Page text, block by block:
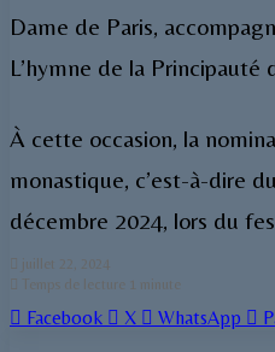
Dame de Paris,
L’hymne de la Principauté
À cette occasion, la
monastique, c’est-à-dire
décembre 2024, lors du
juillet 22, 2024
Temps de lecture 1 minute
Facebook X WhatsApp